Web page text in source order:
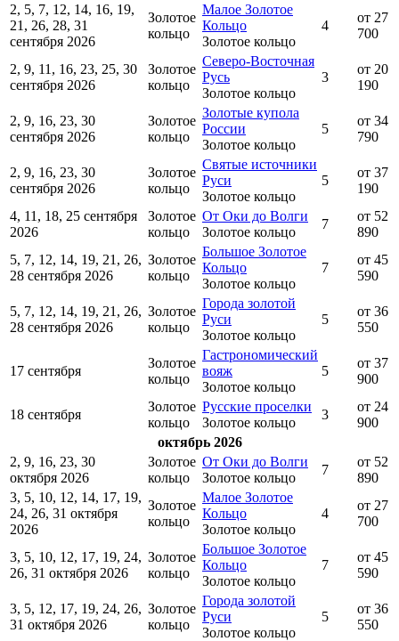
2, 5, 7, 12, 14, 16, 19,
21, 26, 28, 31
сентября 2026
Золотое
кольцо
Малое Золотое
Кольцо
Золотое кольцо
4
от 27
700
2, 9, 11, 16, 23, 25, 30
сентября 2026
Золотое
кольцо
Северо-Восточная
Русь
Золотое кольцо
3
от 20
190
2, 9, 16, 23, 30
сентября 2026
Золотое
кольцо
Золотые купола
России
Золотое кольцо
5
от 34
790
2, 9, 16, 23, 30
сентября 2026
Золотое
кольцо
Святые источники
Руси
Золотое кольцо
5
от 37
190
4, 11, 18, 25 сентября
2026
Золотое
кольцо
От Оки до Волги
Золотое кольцо
7
от 52
890
5, 7, 12, 14, 19, 21, 26,
28 сентября 2026
Золотое
кольцо
Большое Золотое
Кольцо
Золотое кольцо
7
от 45
590
5, 7, 12, 14, 19, 21, 26,
28 сентября 2026
Золотое
кольцо
Города золотой
Руси
Золотое кольцо
5
от 36
550
17 сентября
Золотое
кольцо
Гастрономический
вояж
Золотое кольцо
5
от 37
900
18 сентября
Золотое
кольцо
Русские проселки
Золотое кольцо
3
от 24
900
октябрь 2026
2, 9, 16, 23, 30
октября 2026
Золотое
кольцо
От Оки до Волги
Золотое кольцо
7
от 52
890
3, 5, 10, 12, 14, 17, 19,
24, 26, 31 октября
2026
Золотое
кольцо
Малое Золотое
Кольцо
Золотое кольцо
4
от 27
700
3, 5, 10, 12, 17, 19, 24,
26, 31 октября 2026
Золотое
кольцо
Большое Золотое
Кольцо
Золотое кольцо
7
от 45
590
3, 5, 12, 17, 19, 24, 26,
31 октября 2026
Золотое
кольцо
Города золотой
Руси
Золотое кольцо
5
от 36
550